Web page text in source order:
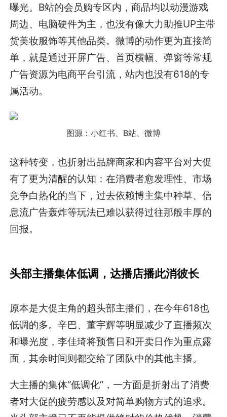
曝光。B站的会员购专区内，商品均以动漫游戏
周边、电脑硬件为主，也没有像大力助推UP主带
货美妆服饰等其他品类。微博的动作更为直接简
单，就是通过开屏广告、首页横幅、弹窗等常规
广告资源为电商平台引流，站内也没有618的专
属活动。
图源： 小红书、B站、微博
这种转变，也折射出品牌商家和内容平台对大促
有了更为清醒的认知：在消费者愈发理性、市场
竞争白热化的当下，过去依赖博主集中种草、信
息流广告轰炸等玩法已难以获得过往那般丰厚的
回报。
头部主播集体低调，达播店播此消彼长
原本是大促主角的超头部主播们，在今年618也
低调的多。辛巴、董宇辉等明显减少了直播频次
和曝光度，李佳琦将预售日和开卖日作为重点露
面，其余时间则都交给了团队中的其他主播。
大主播的集体“低调化”，一方面是折射出了消费
者对大促的疲劳感以及对简单购物方式的追求。